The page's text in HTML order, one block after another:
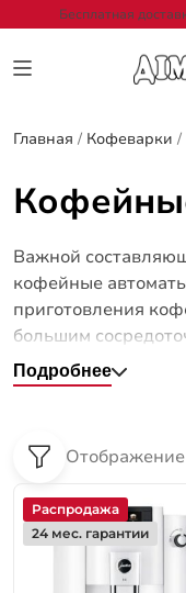
Бесплатная
Главная / Кофеварки /
Важной
кофейные
приготовления
большим
приготовления
и позволяют
быстро, без урона
Подробнее
Распродажа
24 мес. гарантии